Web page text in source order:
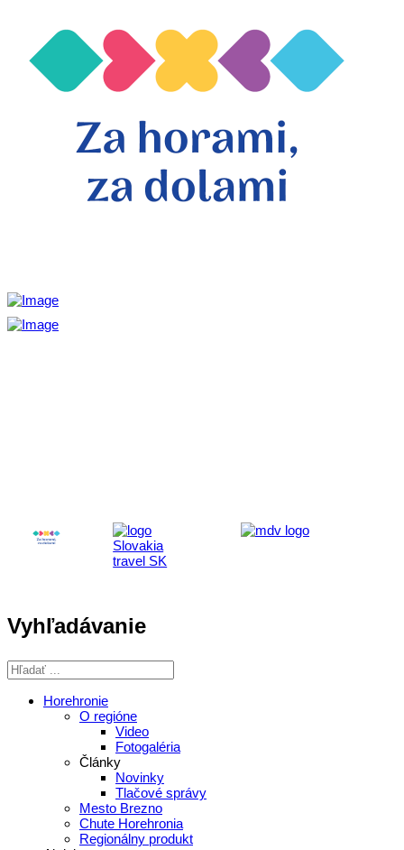
Vyhľadávanie
Horehronie
O regióne
Video
Fotogaléria
Články
Novinky
Tlačové správy
Mesto Brezno
Chute Horehronia
Regionálny produkt